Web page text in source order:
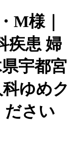
M様｜
疾患 婦
宇都宮
ゆめク
ださい